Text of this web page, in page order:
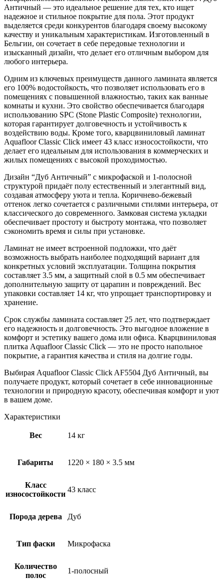
Античный — это идеальное решение для тех, кто ищет
надежное и стильное покрытие для пола. Этот продукт
выделяется среди конкурентов благодаря своему высокому
качеству и уникальным характеристикам. Изготовленный в
Бельгии, он сочетает в себе передовые технологии и
изысканный дизайн, что делает его отличным выбором для
любого интерьера.
Одним из ключевых преимуществ данного ламината является
его 100% водостойкость, что позволяет использовать его в
помещениях с повышенной влажностью, таких как ванные
комнаты и кухни. Это свойство обеспечивается благодаря
использованию SPC (Stone Plastic Composite) технологии,
которая гарантирует долговечность и устойчивость к
воздействию воды. Кроме того, кварцвиниловый ламинат
Aquafloor Classic Click имеет 43 класс износостойкости, что
делает его идеальным для использования в коммерческих и
жилых помещениях с высокой проходимостью.
Дизайн “Дуб Античный” с микрофаской и 1-полосной
структурой придаёт полу естественный и элегантный вид,
создавая атмосферу уюта и тепла. Коричнево-бежевый
оттенок легко сочетается с различными стилями интерьера, от
классического до современного. Замковая система укладки
обеспечивает простоту и быстроту монтажа, что позволяет
сэкономить время и силы при установке.
Ламинат не имеет встроенной подложки, что даёт
возможность выбрать наиболее подходящий вариант для
конкретных условий эксплуатации. Толщина покрытия
составляет 3.5 мм, а защитный слой в 0.5 мм обеспечивает
дополнительную защиту от царапин и повреждений. Вес
упаковки составляет 14 кг, что упрощает транспортировку и
хранение.
Срок службы ламината составляет 25 лет, что подтверждает
его надежность и долговечность. Это выгодное вложение в
комфорт и эстетику вашего дома или офиса. Кварцвиниловая
плитка Aquafloor Classic Click — это не просто напольное
покрытие, а гарантия качества и стиля на долгие годы.
Выбирая Aquafloor Classic Click AF5504 Дуб Античный, вы
получаете продукт, который сочетает в себе инновационные
технологии и природную красоту, обеспечивая комфорт и уют
в вашем доме.
Характеристики
Вес 14 кг
Габариты 1220 × 180 × 3.5 мм
Класс
износостойкости
43 класс
Порода дерева Дуб
Тип фаски Микрофаска
Количество
полос
1-полосный